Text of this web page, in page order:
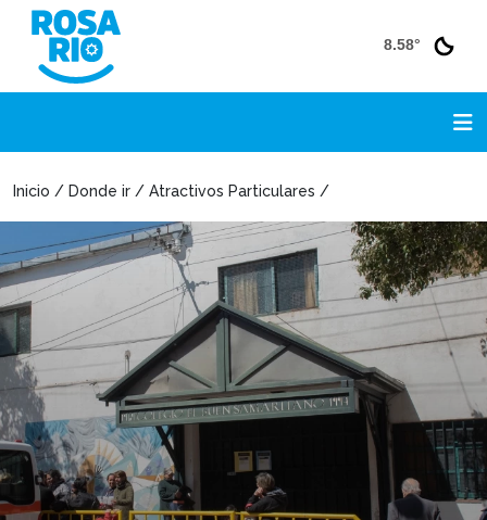
8.58°
Inicio / Donde ir / Atractivos Particulares /